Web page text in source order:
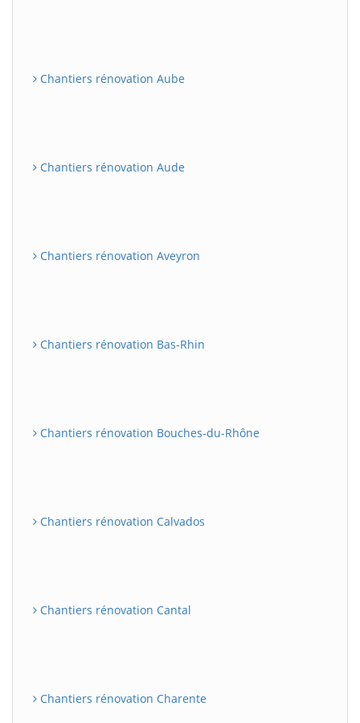
Chantiers rénovation Aube
Chantiers rénovation Aude
Chantiers rénovation Aveyron
Chantiers rénovation Bas-Rhin
Chantiers rénovation Bouches-du-Rhône
Chantiers rénovation Calvados
Chantiers rénovation Cantal
Chantiers rénovation Charente